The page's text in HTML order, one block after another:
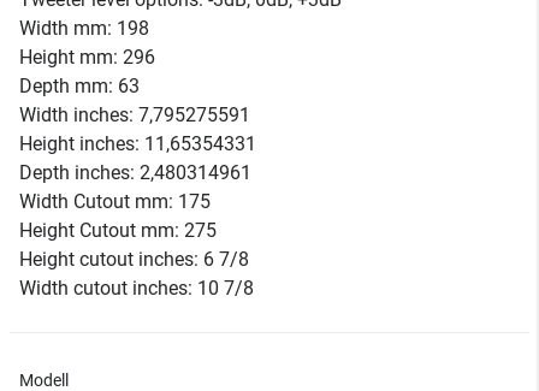
Width mm: 198
Height mm: 296
Depth mm: 63
Width inches: 7,795275591
Height inches: 11,65354331
Depth inches: 2,480314961
Width Cutout mm: 175
Height Cutout mm: 275
Height cutout inches: 6 7/8
Width cutout inches: 10 7/8
Modell